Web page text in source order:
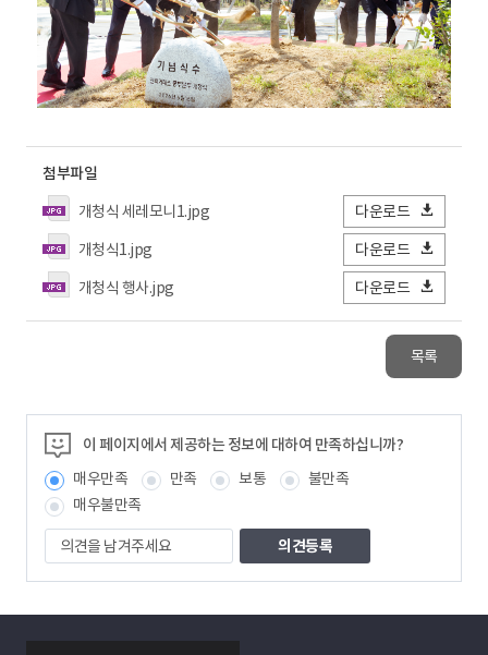
첨부파일
개청식 세레모니1.jpg
다운로드
개청식1.jpg
다운로드
개청식 행사.jpg
다운로드
목록
이 페이지에서 제공하는 정보에 대하여 만족하십니까?
매우만족
만족 보통
불만족
매우불만족
의
견
을
겨
주